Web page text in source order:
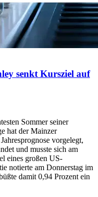
senkt Kursziel auf
Sommer seiner
hat der Mainzer
vorgelegt,
und musste sich am
eines großen US-
notierte am Donnerstag im
damit 0,94 Prozent ein